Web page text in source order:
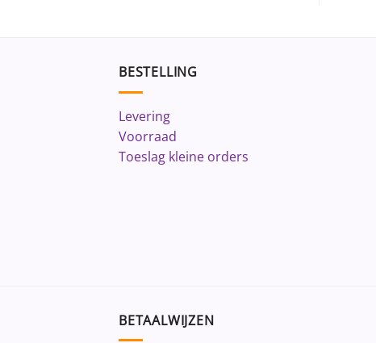
BESTELLING
Levering
Voorraad
Toeslag kleine orders
BETAALWIJZEN